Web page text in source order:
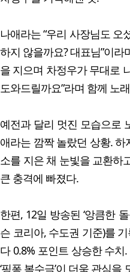
나애라는 “우리 사장님도
하지 않을까요? 대표님”이
을 지으며 차정우가 무대로
도와드릴까요”라며 함께 노
예전과 달리 멋진 모습으로
애라는 깜짝 놀랐던 상황.
소를 지은 채 눈빛을 교환하
큰 충격에 빠졌다.
한편, 12일 방송된 ‘앙큼한
슨 코리아, 수도권 기준)를
다 0.8% 포인트 상승한 수
‘핑퐁 복수극’이 더욱 관심을